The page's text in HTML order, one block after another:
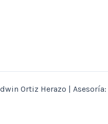
Ortiz Herazo | Asesoría: